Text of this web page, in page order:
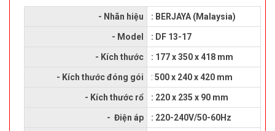
- Nhãn hiệu : BERJAYA (Malaysia)
- Model : DF 13-17
- Kích thước : 177 x 350 x 418 mm
- Kích thước đóng gói : 500 x 240 x 420 mm
- Kích thước rổ : 220 x 235 x 90 mm
- Điện áp : 220-240V/50-60Hz